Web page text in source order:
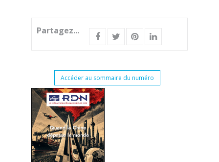
Partagez...
Accéder au sommaire du numéro